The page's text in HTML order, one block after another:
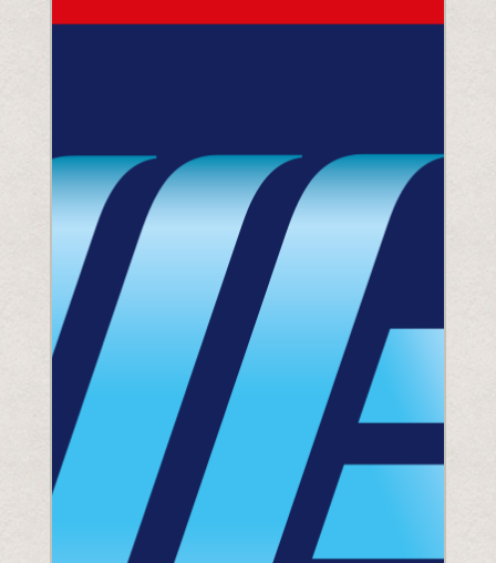
PPWR
Contactez notre
Rencontrez l'équipe
Partenaires
Prix
QR Squared par Polytag